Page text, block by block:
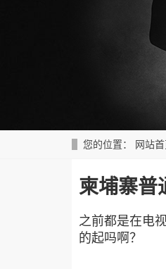
您的位置： 网站
柬埔寨普
之前都是在电
的起吗啊？